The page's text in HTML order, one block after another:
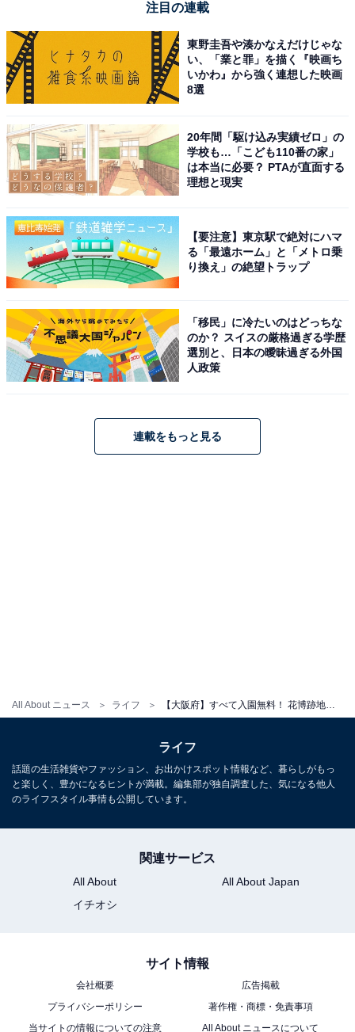
All About ニュース ライフ
堺市北区に位置する「大泉緑地」は、大阪府が管理する
広域公園です。約200種・32万本もの樹木が植えられた
広大な森が公園の核となっており、林内を歩くだけで森
林浴が楽しめます。子どもに人気の「サイクルどろんこ
広場」は山あり谷ありのBMX競技専用モトクロスコース
で、本格的なオフロード走行が体験できます。
予約なしで気軽に利用できる「無料バーベキューエリ
ア」が園内に3カ所設置されているのも大きな魅力。手
ぶらBBQを楽しめる「Good BBQ 大泉緑地」（有料）も
隣接しています。テニスコート・野球場・スケート広場
などスポーツ施設も充実しており、花と緑の相談所では
も利用可能。入園料・無料BBQエリアともに無料です。
開園時間
【2025年調査】
「永楽ゆめの森公園」は入園無料！ 青空ヨガ・ス
ケートボード・珍しい遊具が楽しめる熊取町の自
注目の連載
東野圭吾や湊かなえだけじゃな
い、「業と罪」を描く『映画ち
いかわ』から強く連想した映画
8選
20年間「駆け込み実績ゼロ」の
学校も…「こども110番の家」
は本当に必要？ PTAが直面する
理想と現実
【要注意】東京駅で絶対にハマ
る「最遠ホーム」と「メトロ乗
り換え」の絶望トラップ
「移民」に冷たいのはどっちな
のか？ スイスの厳格過ぎる学歴
選別と、日本の曖昧過ぎる外国
人政策
連載をもっと見る
ライフ
話題の生活雑貨やファッション、お出かけスポット情報など、暮らしがもっ
と楽しく、豊かになるヒントが満載。編集部が独自調査した、気になる他人
のライフスタイル事情も公開しています。
関連サービス
All About
All About Japan
イチオシ
サイト情報
会社概要
広告掲載
プライバシーポリシー
著作権・商標・免責事項
当サイトの情報についての注意
All About ニュースについて